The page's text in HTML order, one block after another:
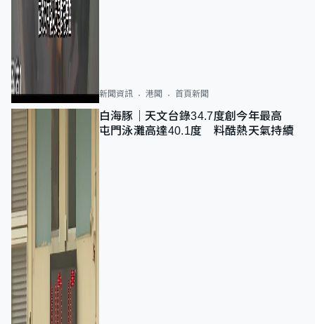
新聞資訊 港聞 首頁新聞
白海豚｜天文台錄34.7度創今年最高
屯門泳灘高達40.1度 料酷熱天氣持續